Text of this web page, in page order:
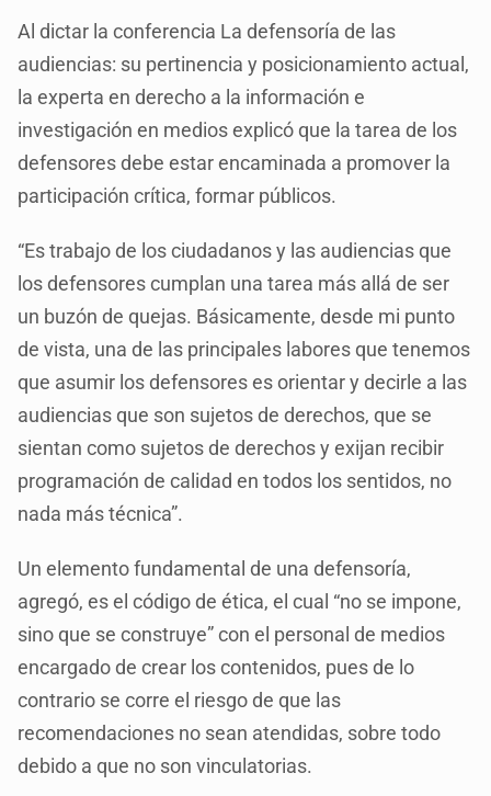
Al dictar la conferencia La defensoría de las
audiencias: su pertinencia y posicionamiento actual,
la experta en derecho a la información e
investigación en medios explicó que la tarea de los
defensores debe estar encaminada a promover la
participación crítica, formar públicos.
“Es trabajo de los ciudadanos y las audiencias que
los defensores cumplan una tarea más allá de ser
un buzón de quejas. Básicamente, desde mi punto
de vista, una de las principales labores que tenemos
que asumir los defensores es orientar y decirle a las
audiencias que son sujetos de derechos, que se
sientan como sujetos de derechos y exijan recibir
programación de calidad en todos los sentidos, no
nada más técnica”.
Un elemento fundamental de una defensoría,
agregó, es el código de ética, el cual “no se impone,
sino que se construye” con el personal de medios
encargado de crear los contenidos, pues de lo
contrario se corre el riesgo de que las
recomendaciones no sean atendidas, sobre todo
debido a que no son vinculatorias.